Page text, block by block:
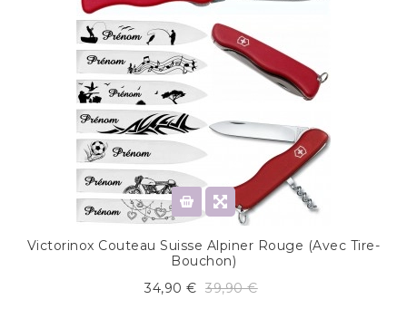
Victorinox Couteau Suisse Alpiner Rouge (avec Tire-
Bouchon)
34,90 € 39,90 €